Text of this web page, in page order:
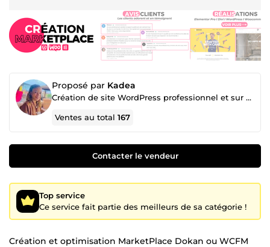
Proposé par Kadea
Création de site WordPress professionnel et sur mesure
Ventes au total167
Contacter le vendeur
Top service
Ce service fait partie des meilleurs de sa catégorie !
Création et optimisation MarketPlace Dokan ou WCFM